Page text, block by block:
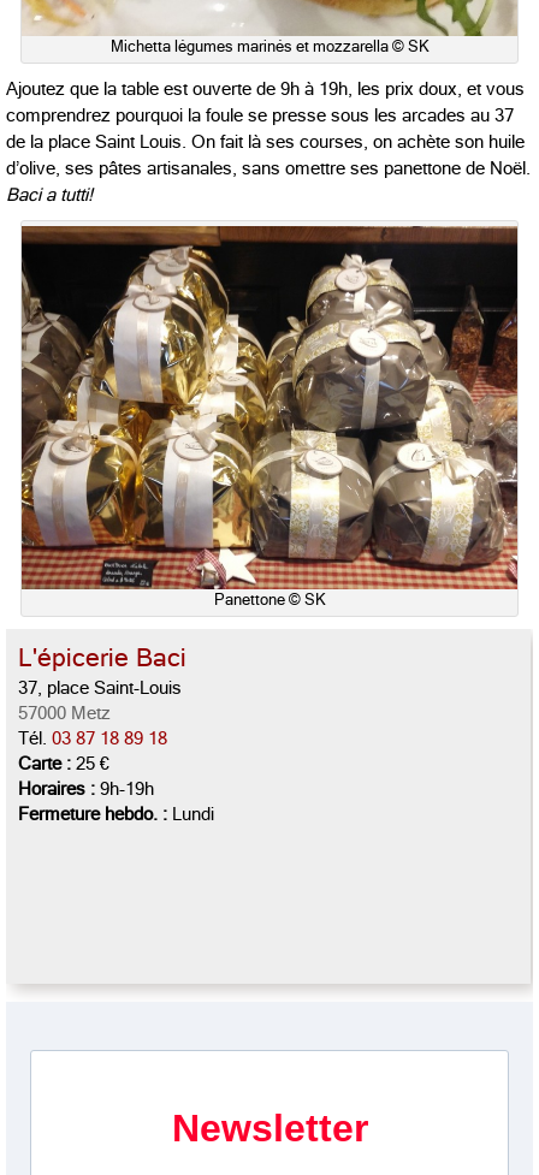
Michetta légumes marinés et mozzarella © SK
Ajoutez que la table est ouverte de 9h à 19h, les prix doux, et vous
comprendrez pourquoi la foule se presse sous les arcades au 37
de la place Saint Louis. On fait là ses courses, on achète son huile
d’olive, ses pâtes artisanales, sans omettre ses panettone de Noël.
Baci a tutti!
Panettone © SK
L'épicerie Baci
37, place Saint-Louis
57000 Metz
Tél. 03 87 18 89 18
Carte : 25 €
Horaires : 9h-19h
Fermeture hebdo. : Lundi